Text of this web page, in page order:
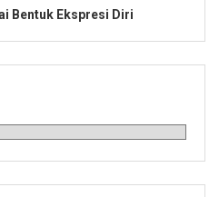
Bentuk Ekspresi Diri